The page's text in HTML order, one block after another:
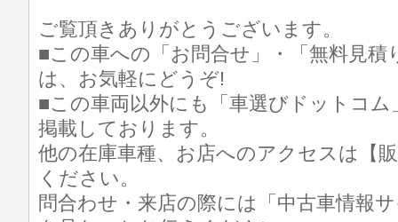
ご覧頂きありがとうございます。
■この車への「お問合せ」・「無料見積
は、お気軽にどうぞ!
■この車両以外にも「車選びドットコ
掲載しております。
他の在庫車種、お店へのアクセスは【
ください。
問合わせ・来店の際には「中古車情報